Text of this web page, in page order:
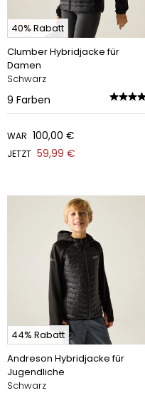
40% Rabatt
Clumber Hybridjacke für
Damen
Schwarz
9 Farben
WAR 100,00 €
JETZT 59,99 €
44% Rabatt
Andreson Hybridjacke für
Jugendliche
Schwarz